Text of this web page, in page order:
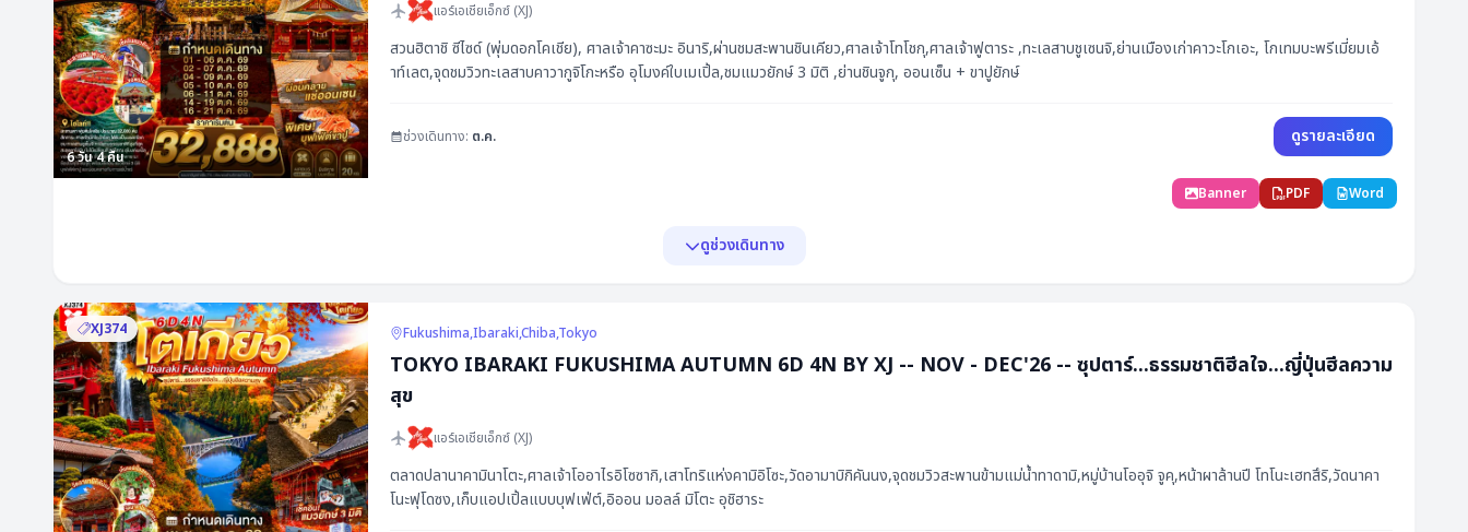
25 - 29 กันยายน 2569
09 - 13 พฤศจิกายน 2569
14 - 18 พฤศจิกายน 2569
17 - 21 พฤศจิกายน 2569
18 - 22 พฤศจิกายน 2569 32ที่ว่าง
29 พฤศจิกายน - 03 ธันวาคม 2569
6วัน4คืน
แอร์เอเชียเอ็กซ์ (XJ)
สวนฮิตาชิ ซีไซด์ (พุ่มดอกโคเชีย), ศาลเจ้าคาซะมะ อินาริ,ผ่านชมสะพานชินเคียว,ศาลเจ้าโทโชกุ,ศาลเจ้าฟูตาระ ,ทะเลสาบชูเซนจิ,ย่านเมืองเก่าคาวะโกเอะ, โกเทมบะพรีเมี่ยมเอ้
าท์เลต,จุดชมวิวทะเลสาบคาวากูจิโกะหรือ อุโมงค์ใบเมเปิ้ล,ชมแมวยักษ์ 3 มิติ ,ย่านชินจูกุ, ออนเซ็น + ขาปูยักษ์
ช่วงเดินทาง: ต.ค. ดูรายละเอียด
Banner PDF Word
วันเดินทาง
01 - 06 ตุลาคม 2569 32,888 7ที่ว่าง
02 - 07 ตุลาคม 2569
05 - 10 ตุลาคม 2569 35,888 เต็ม
ดูช่วงเดินทาง
XJ374 Fukushima,Ibaraki,Chiba,Tokyo
TOKYO IBARAKI FUKUSHIMA AUTUMN 6D 4N BY XJ -- NOV - DEC'26 -- ซุปตาร์...ธรรมชาติฮีลใจ...ญี่ปุ่นฮีลความ
สุข
แอร์เอเชียเอ็กซ์ (XJ)
ตลาดปลานาคามินาโตะ,ศาลเจ้าโออาไรอิโซซากิ,เสาโทริแห่งคามิอิโซะ,วัดอามาบิกิคันนง,จุดชมวิวสะพานข้ามแม่น้ำทาดามิ,หมู่บ้านโออุจิ จูคุ,หน้าผาล้านปี โทโนะเฮทสึริ,วัดนาคา
โนะฟุโดซง,เก็บแอปเปิ้ลแบบบุฟเฟ่ต์,อิออน มอลล์ มิโตะ อุชิฮาระ